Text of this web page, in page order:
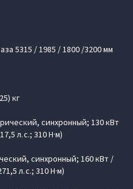
5315 / 1985 / 1800 /3200 мм
кг
синхронный; 130 кВт
л. с.; 310 Н·м)
синхронный; 160 кВт /
л. с.; 310 Н·м)